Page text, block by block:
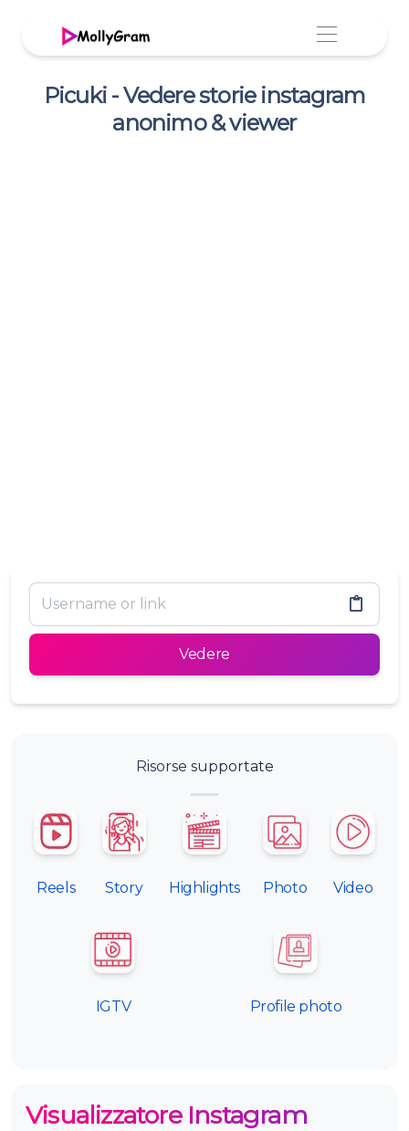
Picuki - Vedere storie instagram
anonimo & viewer
Vedere
Risorse supportate
Reels Story Highlights Photo Video
IGTV Profile photo
Visualizzatore Instagram